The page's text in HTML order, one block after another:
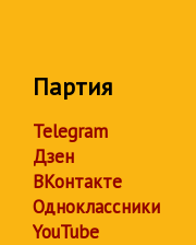
Партия
Telegram
Дзен
ВКонтакте
Одноклассники
YouTube